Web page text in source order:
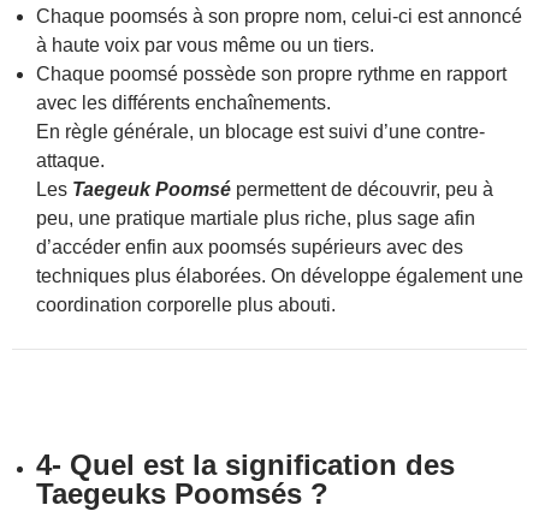
Chaque poomsés à son propre nom, celui-ci est annoncé
à haute voix par vous même ou un tiers.
Chaque poomsé possède son propre rythme en rapport
avec les différents enchaînements.
En règle générale, un blocage est suivi d’une contre-
attaque.
Les Taegeuk Poomsé permettent de découvrir, peu à
peu, une pratique martiale plus riche, plus sage afin
d’accéder enfin aux poomsés supérieurs avec des
techniques plus élaborées. On développe également une
coordination corporelle plus abouti.
4- Quel est la signification des
Taegeuks Poomsés ?